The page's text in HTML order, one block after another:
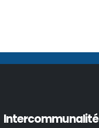
Intercommunalité